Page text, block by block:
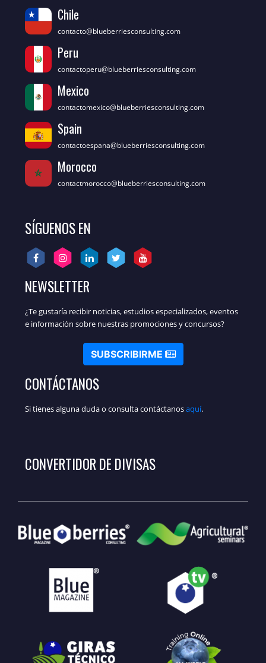
Chile
contacto@blueberriesconsulting.com
Peru
contactoperu@blueberriesconsulting.com
Mexico
contactomexico@blueberriesconsulting.com
Spain
contactoespana@blueberriesconsulting.com
Morocco
contactmorocco@blueberriesconsulting.com
SÍGUENOS EN
NEWSLETTER
¿Te gustaría recibir noticias, estudios especializados, eventos
e información sobre nuestras promociones y concursos?
SUBSCRIBIRME
CONTÁCTANOS
Si tienes alguna duda o consulta contáctanosaquí.
CONVERTIDOR DE DIVISAS